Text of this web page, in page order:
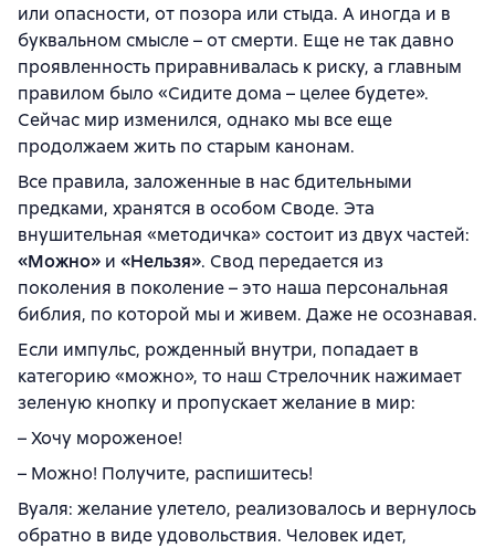
или опасности, от позора или стыда. А иногда и в
буквальном смысле – от смерти. Еще не так давно
проявленность приравнивалась к риску, а главным
правилом было «Сидите дома – целее будете».
Сейчас мир изменился, однако мы все еще
продолжаем жить по старым канонам.
Все правила, заложенные в нас бдительными
предками, хранятся в особом Своде. Эта
внушительная «методичка» состоит из двух частей:
«Можно» и «Нельзя». Свод передается из
поколения в поколение – это наша персональная
библия, по которой мы и живем. Даже не осознавая.
Если импульс, рожденный внутри, попадает в
категорию «можно», то наш Стрелочник нажимает
зеленую кнопку и пропускает желание в мир:
– Хочу мороженое!
– Можно! Получите, распишитесь!
Вуаля: желание улетело, реализовалось и вернулось
обратно в виде удовольствия. Человек идет,